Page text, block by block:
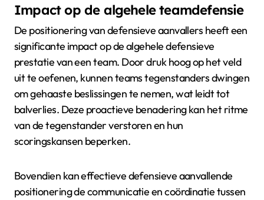
Impact op de algehele teamdefensie
De positionering van defensieve aanvallers heeft een
significante impact op de algehele defensieve
prestatie van een team. Door druk hoog op het veld
uit te oefenen, kunnen teams tegenstanders dwingen
om gehaaste beslissingen te nemen, wat leidt tot
balverlies. Deze proactieve benadering kan het ritme
van de tegenstander verstoren en hun
scoringskansen beperken.
Bovendien kan effectieve defensieve aanvallende
positionering de communicatie en coördinatie tussen